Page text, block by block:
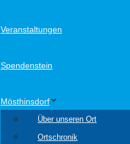
Veranstaltungen
Spendenstein
Mösthinsdorf
Über unseren Ort
Ortschronik